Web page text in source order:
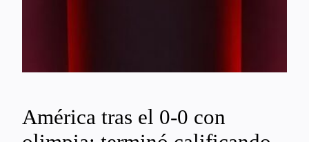
América tras el 0-0 con